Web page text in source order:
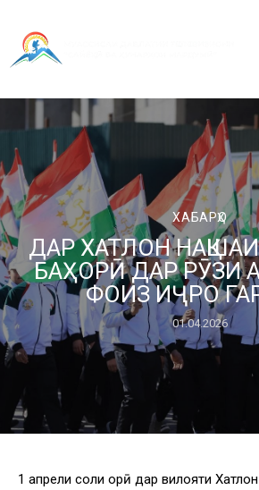
ХАБАРҲО
ДАР ХАТЛОН
БАҲОРӢ ДАР РӮЗИ
ФОИЗ ИҶРО
01.04.2026
1 апрели соли ҷорӣ дар вилояти